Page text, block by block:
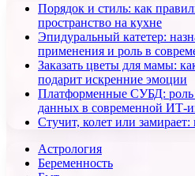
Порядок и стиль: как
пространство на кухне
Эпидуральный катетер:
применения и роль в
Заказать цветы для мамы:
подарит искренние эмоции
Платформенные СУБД: роль
данных в современной ИТ-
Стучит, колет или
Астрология
Беременность